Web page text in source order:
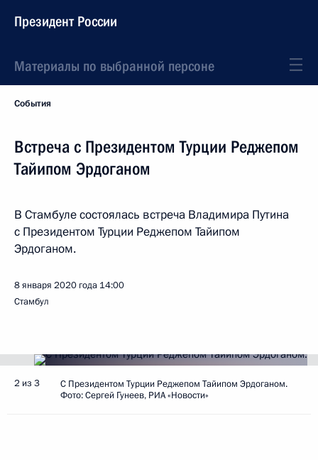
Президент России
Материалы по выбранной персоне
События
Встреча с Президентом Турции Реджепом
Тайипом Эрдоганом
В Стамбуле состоялась встреча Владимира Путина
с Президентом Турции Реджепом Тайипом
Эрдоганом.
8 января 2020 года 14:00
Стамбул
2 из 3
C Президентом Турции Реджепом Тайипом Эрдоганом.
Фото: Сергей Гунеев, РИА «Новости»